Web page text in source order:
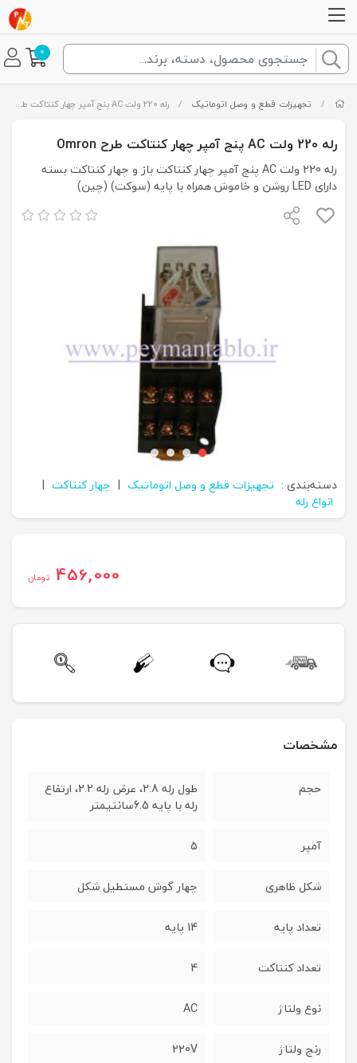
0
/ تجهیزات قطع و وصل اتوماتیک / رله 220 ولت AC پنج آمپر چهار کنتاکت طرح Omron
رله 220 ولت AC پنج آمپر چهار کنتاکت طرح Omron
رله 220 ولت AC پنج آمپر چهار کنتاکت باز و چهار کنتاکت بسته
دارای LED روشن و خاموش همراه با پایه (سوکت) (چین)
دسته‌بندی : تجهیزات قطع و وصل اتوماتیک | چهار کنتاکت |
انواع رله
456,000 تومان
مشخصات
حجم
طول رله 2.8، عرض رله 2.2، ارتفاع
رله با پایه 6.5سانتیمتر
آمپر 5
شکل ظاهری چهار گوش مستطیل شکل
تعداد پایه 14 پایه
تعداد کنتاکت 4
نوع ولتاژ AC
رنج ولتاژ 220V